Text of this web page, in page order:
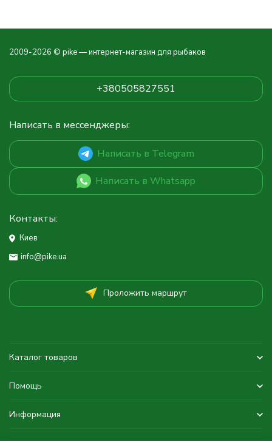
2009-2026 © pike — интернет-магазин для рыбаков
+380505827551
Написать в мессенджеры:
Написать в Telegram
Написать в Whatsapp
Контакты:
Киев
info@pike.ua
Проложить маршрут
Каталог товаров
Помощь
Информация